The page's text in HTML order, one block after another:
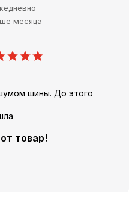
месяца
шины. До этого
товар!